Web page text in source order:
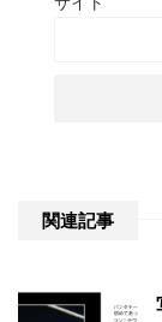
関連記事